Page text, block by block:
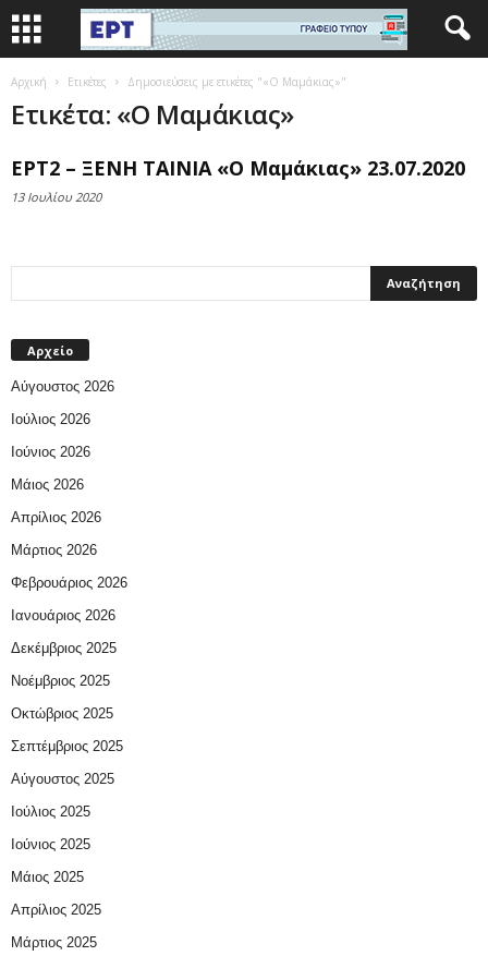
Αρχική Ετικέτες Δημοσιεύσεις με ετικέτες "«Ο Μαμάκιας»"
Ετικέτα: «Ο Μαμάκιας»
ΕΡΤ2 – ΞΕΝΗ ΤΑΙΝΙΑ «Ο Μαμάκιας» 23.07.2020
13 Ιουλίου 2020
Αρχείο
Αύγουστος 2026
Ιούλιος 2026
Ιούνιος 2026
Μάιος 2026
Απρίλιος 2026
Μάρτιος 2026
Φεβρουάριος 2026
Ιανουάριος 2026
Δεκέμβριος 2025
Νοέμβριος 2025
Οκτώβριος 2025
Σεπτέμβριος 2025
Αύγουστος 2025
Ιούλιος 2025
Ιούνιος 2025
Μάιος 2025
Απρίλιος 2025
Μάρτιος 2025